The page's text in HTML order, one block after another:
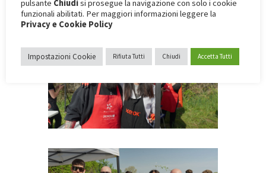
pulsante Chiudisi prosegue la navigazione con solo i cookie
funzionali abilitati. Per maggiori informazioni leggere la
Privacy e Cookie Policy
Impostazioni Cookie Rifiuta Tutti Chiudi Accetta Tutti